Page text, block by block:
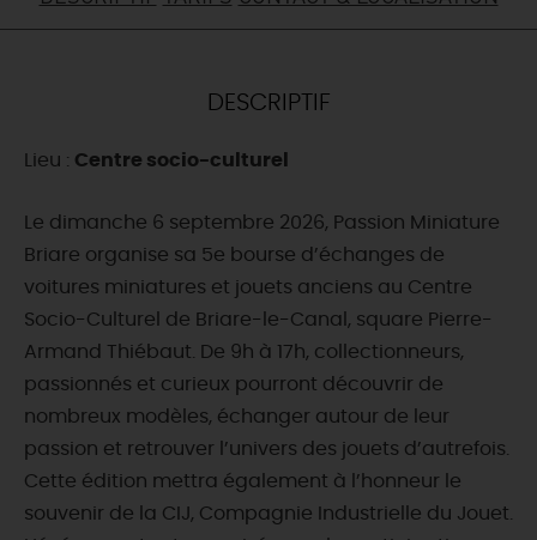
CETTE SEMAINE
TOUT L'AGENDA
DESCRIPTIF
Lieu : Centre socio-culturel
Le dimanche 6 septembre 2026, Passion Miniature
Briare organise sa 5e bourse d’échanges de
voitures miniatures et jouets anciens au Centre
Socio-Culturel de Briare-le-Canal, square Pierre-
Armand Thiébaut. De 9h à 17h, collectionneurs,
passionnés et curieux pourront découvrir de
nombreux modèles, échanger autour de leur
passion et retrouver l’univers des jouets d’autrefois.
Cette édition mettra également à l’honneur le
souvenir de la CIJ, Compagnie Industrielle du Jouet.